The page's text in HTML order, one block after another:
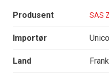
Produsent SAS
Importør
Land